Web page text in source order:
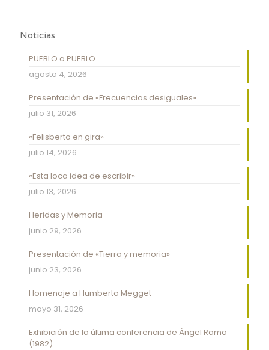
Noticias
PUEBLO a PUEBLO
agosto 4, 2026
Presentación de «Frecuencias desiguales»
julio 31, 2026
«Felisberto en gira»
julio 14, 2026
«Esta loca idea de escribir»
julio 13, 2026
Heridas y Memoria
junio 29, 2026
Presentación de «Tierra y memoria»
junio 23, 2026
Homenaje a Humberto Megget
mayo 31, 2026
Exhibición de la última conferencia de Ángel Rama
(1982)